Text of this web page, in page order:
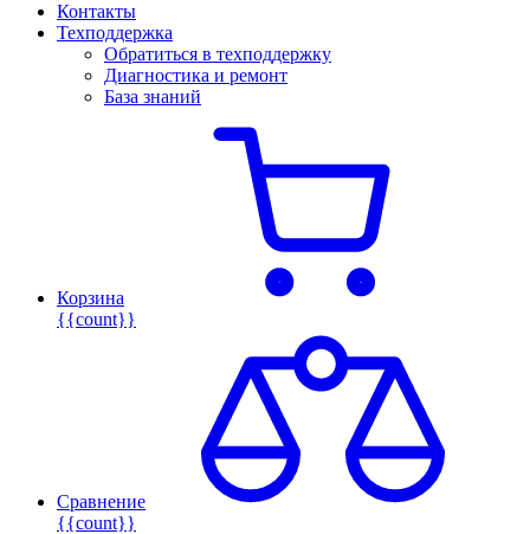
Контакты
Техподдержка
Обратиться в техподдержку
Диагностика и ремонт
База знаний
Корзина
{{count}}
Сравнение
{{count}}